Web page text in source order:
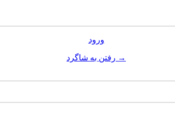
ورود
→ رفتن به شاگرد